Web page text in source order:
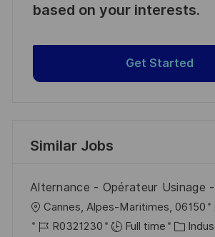
based on your interests.
Get Started
Similar Jobs
Alternance - Opérateur Usinage
L
o
Cannes, Alpes-Maritimes, 06150
J
R0321230 Full time
C